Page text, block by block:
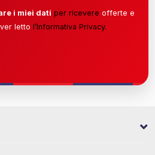
i miei dati per ricevere offerte e
letto l’Informativa Privacy.